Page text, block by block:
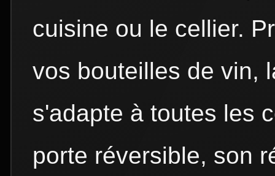
cuisine ou le cellier.
vos bouteilles de vin,
s'adapte à toutes les
porte réversible, son